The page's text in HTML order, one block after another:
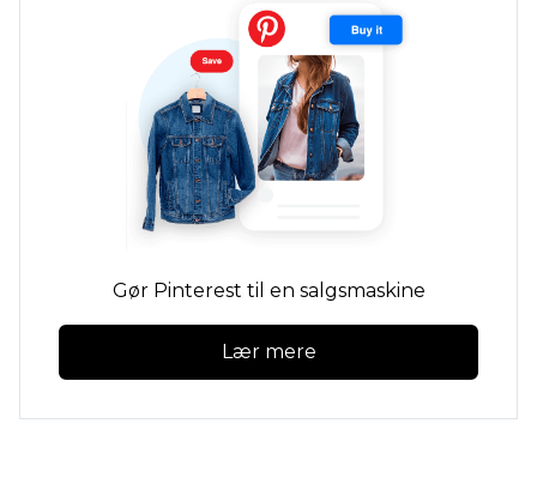
Gør Pinterest til en salgsmaskine
Lær mere